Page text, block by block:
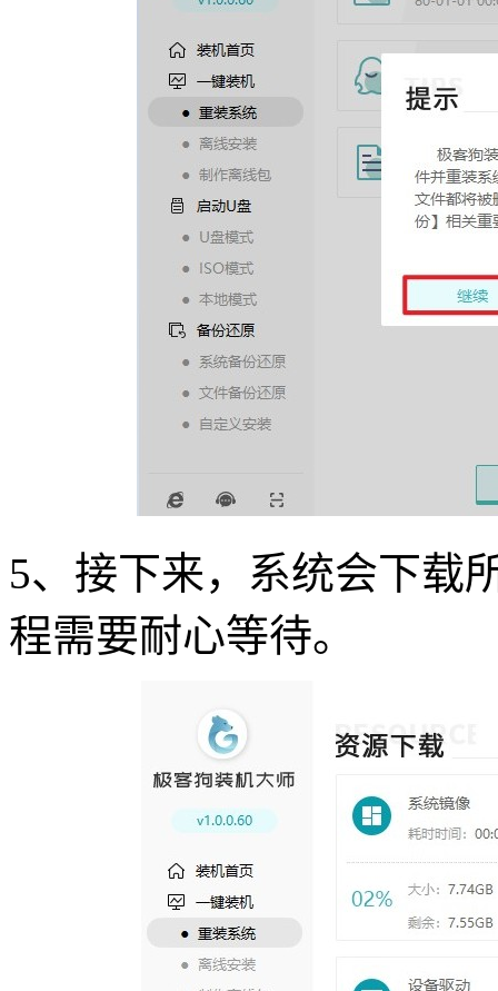
5、接下来，系统会下载
程需要耐心等待。